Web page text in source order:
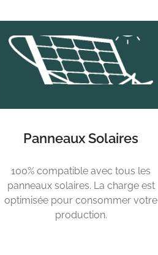
Panneaux Solaires
100% compatible avec tous les
panneaux solaires. La charge est
optimisée pour consommer votre
production.